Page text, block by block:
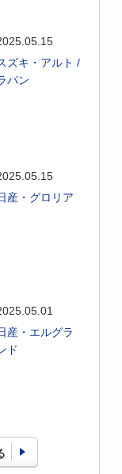
ズキ・アルト /
パン
産・グロリア
産・エルグラ
ド